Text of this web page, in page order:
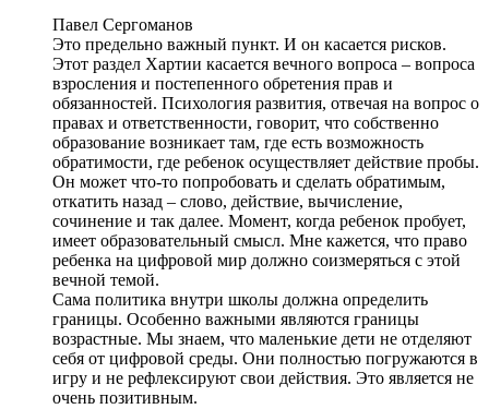
Павел Сергоманов
Это предельно важный пункт. И он касается рисков.
Этот раздел Хартии касается вечного вопроса – вопроса
взросления и постепенного обретения прав и
обязанностей. Психология развития, отвечая на вопрос о
правах и ответственности, говорит, что собственно
образование возникает там, где есть возможность
обратимости, где ребенок осуществляет действие пробы.
Он может что-то попробовать и сделать обратимым,
откатить назад – слово, действие, вычисление,
сочинение и так далее. Момент, когда ребенок пробует,
имеет образовательный смысл. Мне кажется, что право
ребенка на цифровой мир должно соизмеряться с этой
вечной темой.
Сама политика внутри школы должна определить
границы. Особенно важными являются границы
возрастные. Мы знаем, что маленькие дети не отделяют
себя от цифровой среды. Они полностью погружаются в
игру и не рефлексируют свои действия. Это является не
очень позитивным.